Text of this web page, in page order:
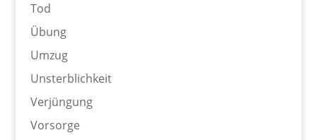
Tod
Übung
Umzug
Unsterblichkeit
Verjüngung
Vorsorge